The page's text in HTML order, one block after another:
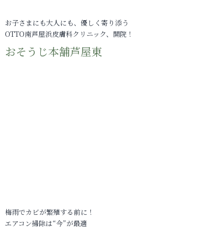
お子さまにも大人にも、優しく寄り添う
OTTO南芦屋浜皮膚科クリニック、開院！
おそうじ本舗芦屋東
梅雨でカビが繁殖する前に！
エアコン掃除は“今”が最適